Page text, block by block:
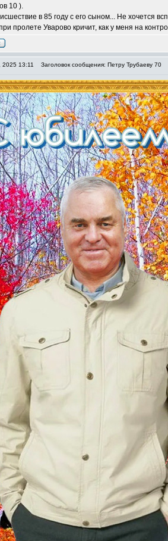
10 ).
в 85 году с его сыном... Не хочется
пролете Уварово кричит, как у меня на
2025 13:11 Заголовок сообщения: Петру Трубаеву 70